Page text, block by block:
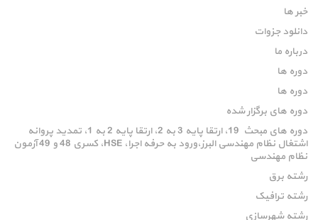
خبر ها
دانلود جزوات
درباره ما
دوره ها
دوره ها
دوره های برگزار شده
دوره های مبحث 19، ارتقا پایه 3 به 2، ارتقا پایه 2 به 1، تمدید پروانه
اشتغال نظام مهندسی البرز،ورود به حرفه اجرا، HSE، کسری 48 و 49 آزمون
نظام مهندسی
رشته برق
رشته ترافیک
رشته شهرسازی